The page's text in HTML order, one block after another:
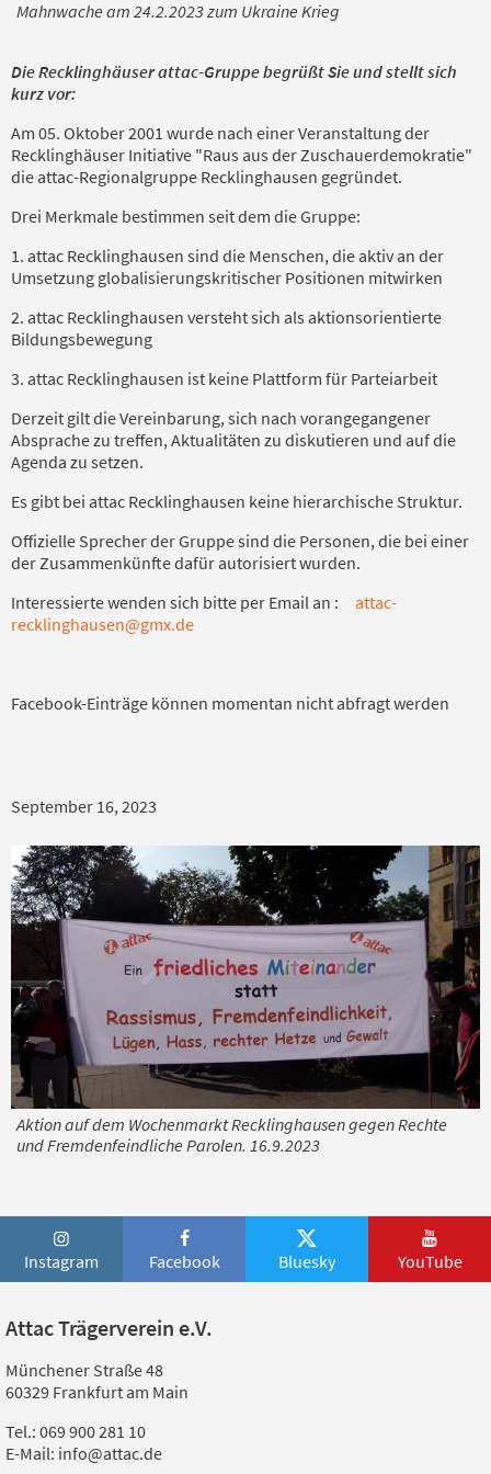
Mahnwache am 24.2.2023 zum Ukraine Krieg
Die Recklinghäuser attac-Gruppe begrüßt Sie und stellt sich
kurz vor:
Am 05. Oktober 2001 wurde nach einer Veranstaltung der
Recklinghäuser Initiative "Raus aus der Zuschauerdemokratie"
die attac-Regionalgruppe Recklinghausen gegründet.
Drei Merkmale bestimmen seit dem die Gruppe:
1. attac Recklinghausen sind die Menschen, die aktiv an der
Umsetzung globalisierungskritischer Positionen mitwirken
2. attac Recklinghausen versteht sich als aktionsorientierte
Bildungsbewegung
3. attac Recklinghausen ist keine Plattform für Parteiarbeit
Derzeit gilt die Vereinbarung, sich nach vorangegangener
Absprache zu treffen, Aktualitäten zu diskutieren und auf die
Agenda zu setzen.
Es gibt bei attac Recklinghausen keine hierarchische Struktur.
Offizielle Sprecher der Gruppe sind die Personen, die bei einer
der Zusammenkünfte dafür autorisiert wurden.
Interessierte wenden sich bitte per Email an : attac-
recklinghausen@gmx.de
Facebook-Einträge können momentan nicht abfragt werden
September 16, 2023
Aktion auf dem Wochenmarkt Recklinghausen gegen Rechte
und Fremdenfeindliche Parolen. 16.9.2023
Instagram Facebook Bluesky YouTube
Attac Trägerverein e.V.
Münchener Straße 48
60329 Frankfurt am Main
Tel.: 069 900 281 10
E-Mail: info@attac.de